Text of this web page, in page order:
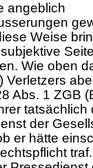
angeblich
Weise
Wie oben
Verletzers
Abs. 1 ZGB
tatsächlich
der
er hätte